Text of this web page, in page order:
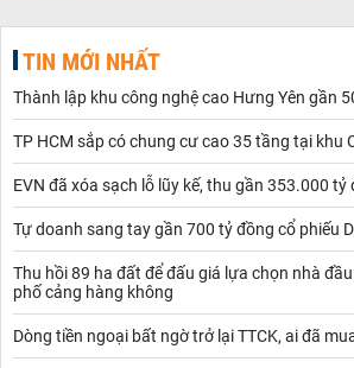
TIN MỚI NHẤT
Thành lập khu công nghệ cao Hưng Yên gần
TP HCM sắp có chung cư cao 35 tầng tại khu
EVN đã xóa sạch lỗ lũy kế, thu gần 353.000
Tự doanh sang tay gần 700 tỷ đồng cổ phiếu
Thu hồi 89 ha đất để đấu giá lựa chọn nhà
phố cảng hàng không
Dòng tiền ngoại bất ngờ trở lại TTCK, ai đã